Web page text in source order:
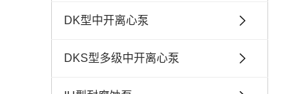
DK型中开离心泵
DKS型多级中开离心泵